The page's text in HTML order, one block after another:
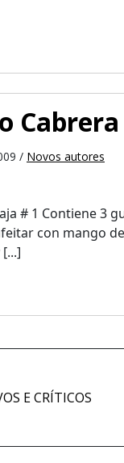
Cabrera
/ Novos autores
# 1 Contiene 3
con mango
E CRÍTICOS